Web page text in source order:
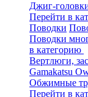
Джиг-
Перейти в
Поводки
Поводки
в категорию
Вертлюги,
Gamakatsu
Обжимные
Перейти в